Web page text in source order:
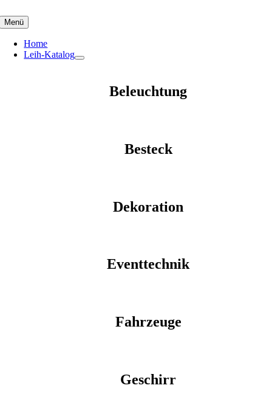
to
content
Menü
Home
Leih-Katalog
Beleuchtung
Besteck
Dekoration
Eventtechnik
Fahrzeuge
Geschirr